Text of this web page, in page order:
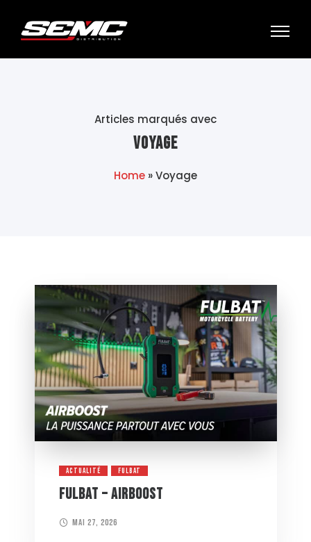
Articles marqués avec
Voyage
Home »Voyage
ACTUALITÉ FULBAT
FULBAT – AIRBOOST
mai 27, 2026